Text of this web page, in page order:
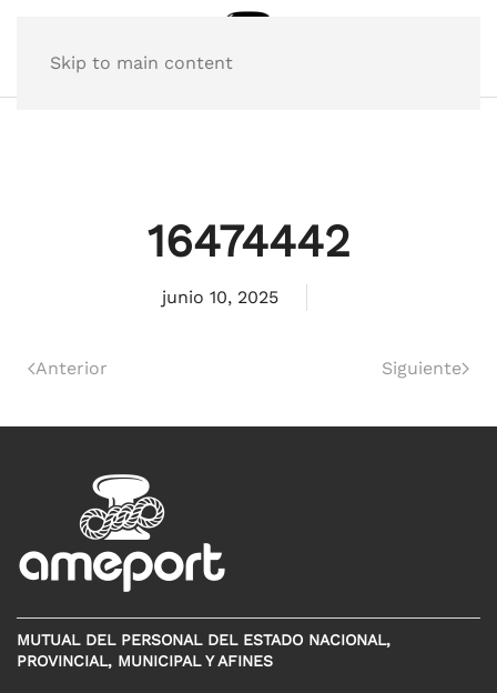
Skip to main content
16474442
junio 10, 2025
Anterior Siguiente
MUTUAL DEL PERSONAL DEL ESTADO NACIONAL,
PROVINCIAL, MUNICIPAL Y AFINES